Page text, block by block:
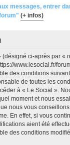
messages, entrer
(+ infos)
(désigné ci-après par «
www.lesocial.fr/
des conditions
de toutes les
à « Le Social ».
moment et nous
nous vous
En effet, si vous
aient été
des conditions